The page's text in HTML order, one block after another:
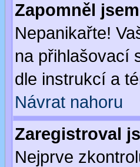
Zapomněl
Nepanikařte!
na přihlašovací
dle instrukcí a
Návrat nahoru
Zaregistroval
Nejprve